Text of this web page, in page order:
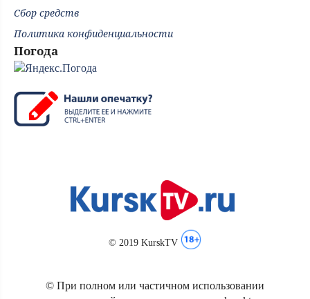
Сбор средств
Политика конфиденциальности
Погода
© 2019 KurskTV
© При полном или частичном использовании